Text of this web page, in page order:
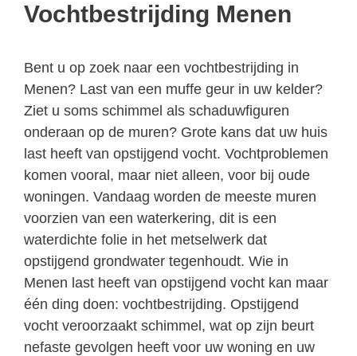
Vochtbestrijding Menen
Bent u op zoek naar een vochtbestrijding in
Menen? Last van een muffe geur in uw kelder?
Ziet u soms schimmel als schaduwfiguren
onderaan op de muren? Grote kans dat uw huis
last heeft van opstijgend vocht. Vochtproblemen
komen vooral, maar niet alleen, voor bij oude
woningen. Vandaag worden de meeste muren
voorzien van een waterkering, dit is een
waterdichte folie in het metselwerk dat
opstijgend grondwater tegenhoudt. Wie in
Menen last heeft van opstijgend vocht kan maar
één ding doen: vochtbestrijding. Opstijgend
vocht veroorzaakt schimmel, wat op zijn beurt
nefaste gevolgen heeft voor uw woning en uw